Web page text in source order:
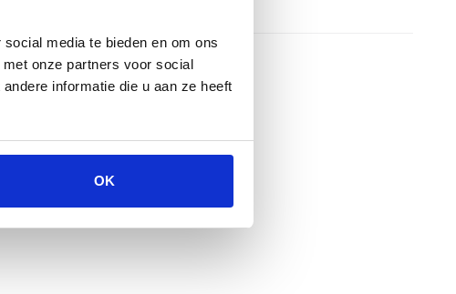
media te bieden en om ons
onze partners voor social
informatie die u aan ze heeft
OK